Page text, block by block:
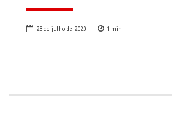
23 de julho de 2020 1 min